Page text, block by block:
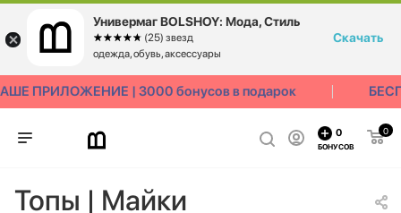
ПРИЛОЖЕНИЕ | 3000 бонусов в подарок
0
0
БОНУСОВ
Топы | Майки
Универмаг BOLSHOY: Мода, Стиль
☆☆☆☆☆
★★★★★ (25) звезд
одежда, обувь, аксессуары
Скачать